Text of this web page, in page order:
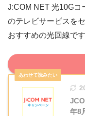
J:COM NET 光10Gコ
のテレビサービスを
おすすめの光回線です
年8